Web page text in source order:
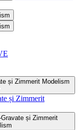
și Zimmerit Modelism
și Zimmerit